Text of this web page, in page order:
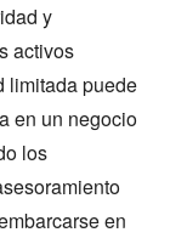
y
activos
limitada puede
en un negocio
los
en